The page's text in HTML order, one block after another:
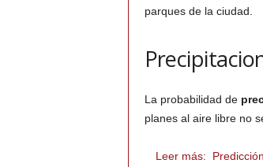
parques de la ciudad.
La probabilidad de
planes al aire libre no
Leer más: